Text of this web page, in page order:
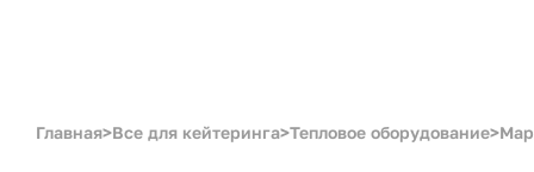
Главная>Все для кейтеринга>Тепловое оборудование>